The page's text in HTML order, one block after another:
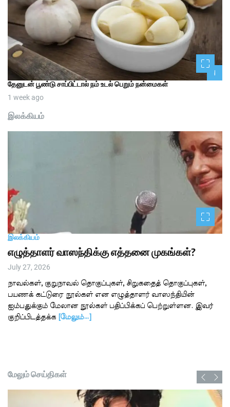
1
தேனுடன் பூண்டு சாப்பிட்டால் நம் உடல் பெறும் நன்மைகள்
1 week ago
இலக்கியம்
இலக்கியம்
எழுத்தாளர் வாஸந்திக்கு எத்தனை முகங்கள்?
July 27, 2026
நாவல்கள், குறுநாவல் தொகுப்புகள், சிறுகதைத் தொகுப்புகள்,
பயணக் கட்டுரை நூல்கள் என எழுத்தாளர் வாஸந்தியின்
ஐம்பதுக்கும் மேலான நூல்கள் பதிப்பிக்கப் பெற்றுள்ளன. இவர்
குறிப்பிடத்தக்க
[மேலும்…]
மேலும் செய்திகள்